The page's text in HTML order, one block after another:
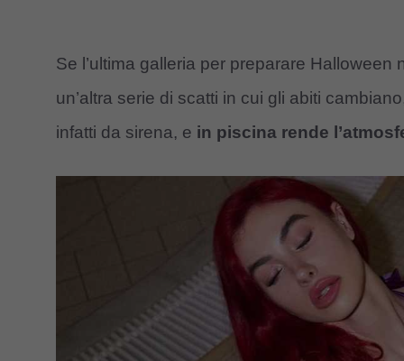
Se l’ultima galleria per preparare
un’altra serie di scatti in cui gli abiti
infatti da sirena, e in piscina rende